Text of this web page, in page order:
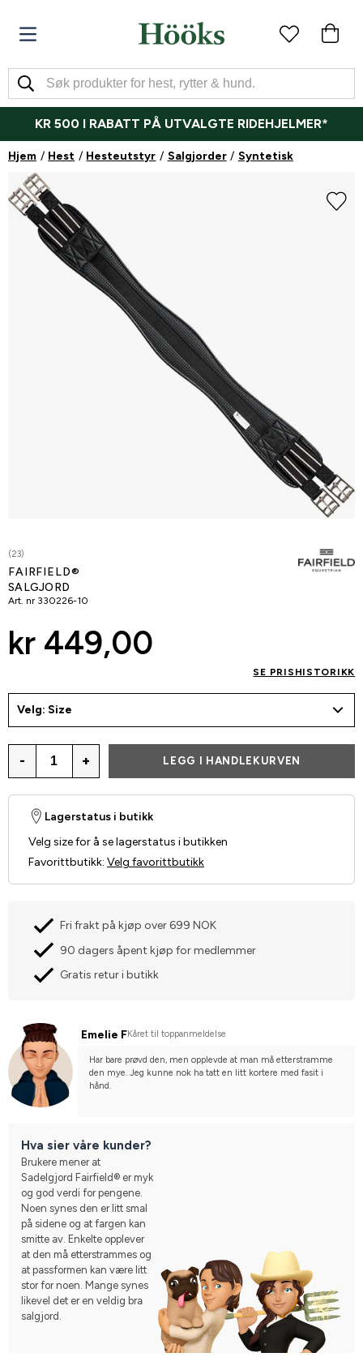
KR 500 I RABATT PÅ UTVALGTE RIDEHJELMER*
Hjem Hest Hesteutstyr Salgjorder Syntetisk
(23)
FAIRFIELD®
SALGJORD
Art. nr 330226-10
kr 449,00
SE PRISHISTORIKK
Velg: Size
- + LEGG I HANDLEKURVEN
Lagerstatus i butikk
Velg size for å se lagerstatus i butikken
Favorittbutikk: Velg favorittbutikk
Fri frakt på kjøp over 699 NOK
90 dagers åpent kjøp for medlemmer
Gratis retur i butikk
Emelie FKåret til toppanmeldelse
Har bare prøvd den, men opplevde at man må etterstramme
den mye. Jeg kunne nok ha tatt en litt kortere med fasit i
hånd.
Hva sier våre kunder?
Brukere mener at
Sadelgjord Fairfield® er myk
og god verdi for pengene.
Noen synes den er litt smal
på sidene og at fargen kan
smitte av. Enkelte opplever
at den må etterstrammes og
at passformen kan være litt
stor for noen. Mange synes
likevel det er en veldig bra
salgjord.